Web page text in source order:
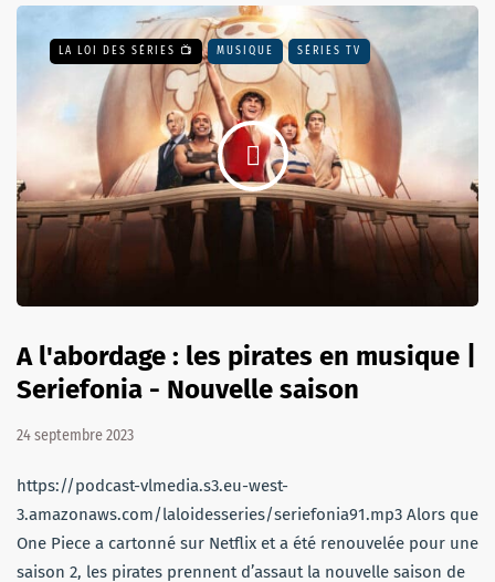
LA LOI DES SÉRIES 📺 MUSIQUE SÉRIES TV
A l'abordage : les pirates en musique |
Seriefonia - Nouvelle saison
24 septembre 2023
https://podcast-vlmedia.s3.eu-west-
3.amazonaws.com/laloidesseries/seriefonia91.mp3 Alors que
One Piece a cartonné sur Netflix et a été renouvelée pour une
saison 2, les pirates prennent d’assaut la nouvelle saison de